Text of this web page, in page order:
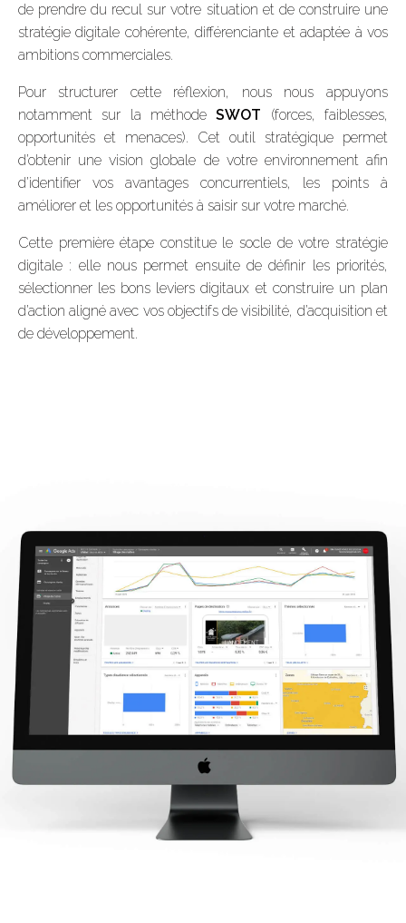
de prendre du recul sur votre situation et de construire une
stratégie digitale cohérente, différenciante et adaptée à vos
ambitions commerciales.
Pour structurer cette réflexion, nous nous appuyons
notamment sur la méthodeSWOT (forces, faiblesses,
opportunités et menaces). Cet outil stratégique permet
d’obtenir une vision globale de votre environnement afin
d’identifier vos avantages concurrentiels, les points à
améliorer et les opportunités à saisir sur votre marché.
Cette première étape constitue le socle de votre stratégie
digitale : elle nous permet ensuite de définir les priorités,
sélectionner les bons leviers digitaux et construire un plan
d’action aligné avec vos objectifs de visibilité, d’acquisition et
de développement.